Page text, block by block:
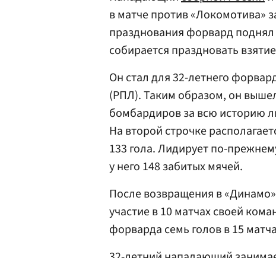
в матче против «Локомотива»
празднования форвард поднял
собирается праздновать
Он стал для 32-летнего
(РПЛ). Таким образом, он
бомбардиров за всю историю
На второй строчке
133 гола. Лидирует по-
у него 148 забитых мячей.
После возвращения в
участие в 10 матчах своей
форварда семь голов в 15